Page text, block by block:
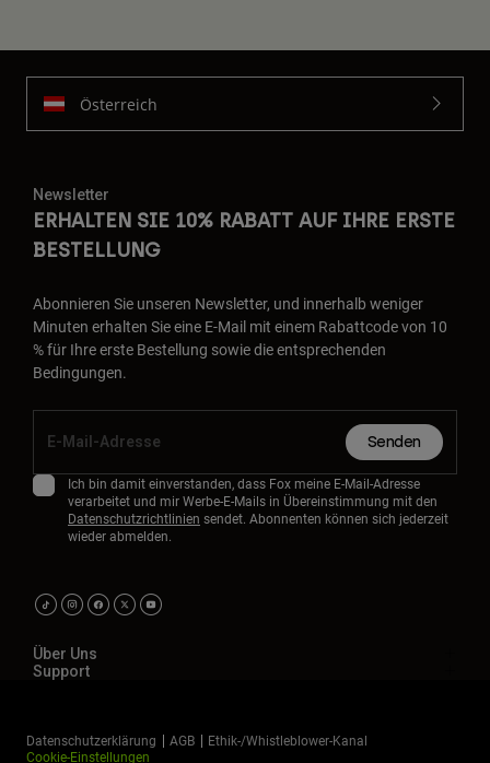
Österreich
Newsletter
ERHALTEN SIE 10% RABATT AUF IHRE ERSTE
BESTELLUNG
Abonnieren Sie unseren Newsletter, und innerhalb weniger
Minuten erhalten Sie eine E-Mail mit einem Rabattcode von 10
% für Ihre erste Bestellung sowie die entsprechenden
Bedingungen.
Senden
Ich bin damit einverstanden, dass Fox meine E-Mail-Adresse
verarbeitet und mir Werbe-E-Mails in Übereinstimmung mit den
Datenschutzrichtlinien sendet. Abonnenten können sich jederzeit
wieder abmelden.
Über Uns
Support
Datenschutzerklärung AGB
Ethik-/Whistleblower-Kanal
Cookie-Einstellungen